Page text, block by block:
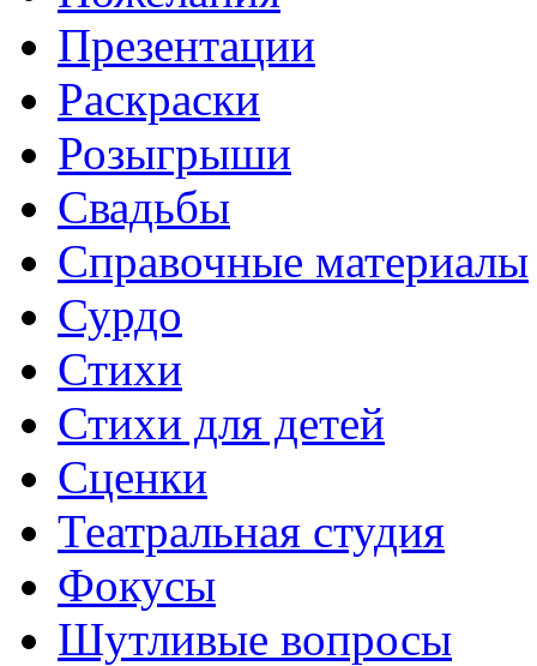
Презентации
Раскраски
Розыгрыши
Свадьбы
Справочные материалы
Сурдо
Стихи
Стихи для детей
Сценки
Театральная студия
Фокусы
Шутливые вопросы